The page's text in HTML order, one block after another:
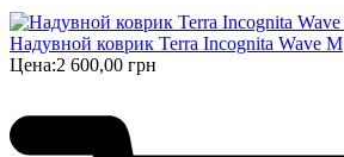
Надувной коврик Terra Incognita Wave M
Цена:2 600,00 грн